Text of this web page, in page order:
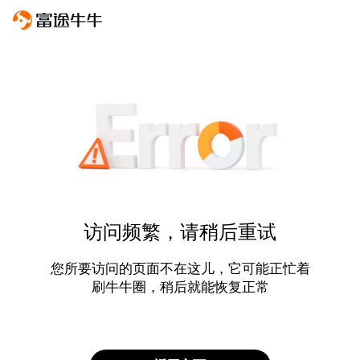
访问频繁，请稍后重试
您所要访问的页面不在这儿，它可能正忙着
刷牛牛圈，稍后就能恢复正常